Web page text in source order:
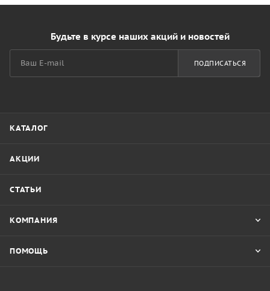
Будьте в курсе наших акций и новостей
ПОДПИСАТЬСЯ
КАТАЛОГ
АКЦИИ
СТАТЬИ
КОМПАНИЯ
ПОМОЩЬ